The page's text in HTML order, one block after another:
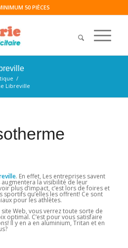
50 PIÈCES
/
Libreville
. En effet, Les entreprises savent
la visibilité de leur
plus d’impact, c’est lors de foires et
sportifs qu’elles les offrent! Ce sont
pour les athlètes.
Web, vous verrez toute sorte de
optimal. C’est pour vous satisfaire
Il y en a en aluminium, Tritan et en